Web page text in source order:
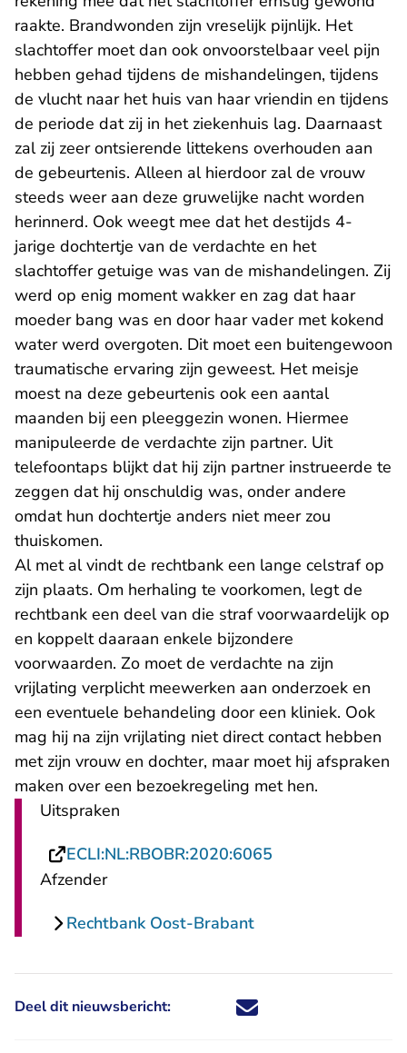
raakte. Brandwonden zijn vreselijk pijnlijk. Het
slachtoffer moet dan ook onvoorstelbaar veel pijn
hebben gehad tijdens de mishandelingen, tijdens
de vlucht naar het huis van haar vriendin en tijdens
de periode dat zij in het ziekenhuis lag. Daarnaast
zal zij zeer ontsierende littekens overhouden aan
de gebeurtenis. Alleen al hierdoor zal de vrouw
steeds weer aan deze gruwelijke nacht worden
herinnerd. Ook weegt mee dat het destijds 4-
jarige dochtertje van de verdachte en het
slachtoffer getuige was van de mishandelingen. Zij
werd op enig moment wakker en zag dat haar
moeder bang was en door haar vader met kokend
water werd overgoten. Dit moet een buitengewoon
traumatische ervaring zijn geweest. Het meisje
moest na deze gebeurtenis ook een aantal
maanden bij een pleeggezin wonen. Hiermee
manipuleerde de verdachte zijn partner. Uit
telefoontaps blijkt dat hij zijn partner instrueerde te
zeggen dat hij onschuldig was, onder andere
omdat hun dochtertje anders niet meer zou
thuiskomen.
Al met al vindt de rechtbank een lange celstraf op
zijn plaats. Om herhaling te voorkomen, legt de
rechtbank een deel van die straf voorwaardelijk op
en koppelt daaraan enkele bijzondere
voorwaarden. Zo moet de verdachte na zijn
vrijlating verplicht meewerken aan onderzoek en
een eventuele behandeling door een kliniek. Ook
mag hij na zijn vrijlating niet direct contact hebben
met zijn vrouw en dochter, maar moet hij afspraken
maken over een bezoekregeling met hen.
Uitspraken
ECLI:NL:RBOBR:2020:6065
Afzender
Rechtbank Oost-Brabant
Deel dit nieuwsbericht: Deel dit nieuwsbericht via X -
Deel dit nieuwsbericht via
Deel dit nieuwsbericht
Deel dit